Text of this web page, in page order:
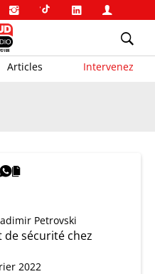
Articles Intervenez
Petrovski
sécurité chez
2022